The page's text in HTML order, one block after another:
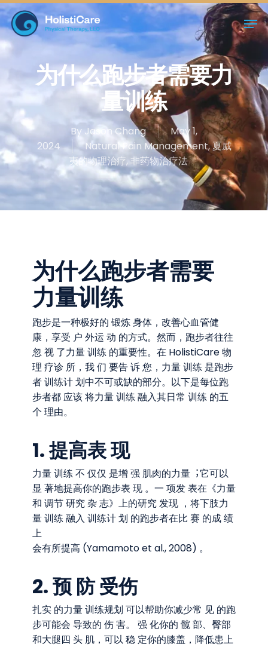
Skip
to
main
content
为什么跑步者需要⼒
量训练
By Jason Chang
May 1,
2024
Natural Pain Management,夏威
夷的物理治疗, 非药物治疗法
为什么跑步者需要
⼒量训练
跑步是⼀种极好的 锻炼 身体，改善⼼⾎管健
康，享受 户 外运 动 的⽅式。然⽽，跑步者往往
忽 视 了⼒量 训练 的重要性。在 HolistiCare 物
理 疗诊 所，我 们 要告 诉 您，⼒量 训练 是跑步
者 训练计 划中不可或缺的部分。以下是每位跑
步者都 应该 将⼒量 训练 融入其⽇常 训练 的五
个 理由。
1. 提⾼表 现
⼒量 训练 不 仅仅 是增 强 肌⾁的⼒量︔它可以
显 著地提⾼你的跑步表 现 。⼀ 项发 表在《⼒量
和 调节 研究 杂 志》上的研究 发现 ，将下肢⼒
量 训练 融入 训练计 划 的跑步者在比 赛 的成 绩
上
会有所提⾼ (Yamamoto et al., 2008) 。
2. 预 防 受伤
扎实 的⼒量 训练规划 可以帮助你减少常 ⻅ 的跑
步可能会 导致的 伤 害。 强 化你的 髋 部、臀部
和⼤腿四 头 肌，可以 稳 定你的膝盖，降低患上
Close